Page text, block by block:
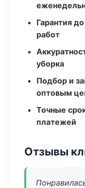
Гарантия
работ
уборка
Подбор и
оптовым
Точные
платежей
Отзывы